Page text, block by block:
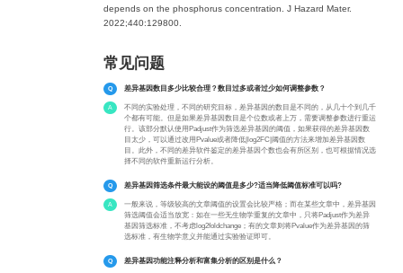
depends on the phosphorus concentration. J Hazard Mater.
2022;440:129800.
常见问题
差异基因数目多少比较合理？数目过多或者过少如何调整参数？
不同的实验处理，不同的研究目标，差异基因的数目是不同的，从几十个到几千
个都有可能。但是如果差异基因数目是个位数或者上万，需要调整参数进行重运
行。该部分默认使用Padjust作为筛选差异基因的阈值，如果获得的差异基因数
目太少，可以通过改用Pvalue或者降低|log2FC|阈值的方法来增加差异基因数
目。此外，不同的差异软件鉴定的差异基因个数也会有所区别，也可根据情况选
择不同的软件重新运行分析。
差异基因筛选条件最大能设的阈值是多少?适当降低阈值标准可以吗?
一般来说，等级较高的文章阈值的设置会比较严格；而在某些文章中，差异基因
筛选阈值会适当放宽：如在一些无生物学重复的文章中，只将Padjust作为差异
基因筛选标准，不考虑log2foldchange；有的文章则将Pvalue作为差异基因的筛
选标准，有生物学意义并能通过实验验证即可。
差异基因功能注释分析和富集分析的区别是什么？